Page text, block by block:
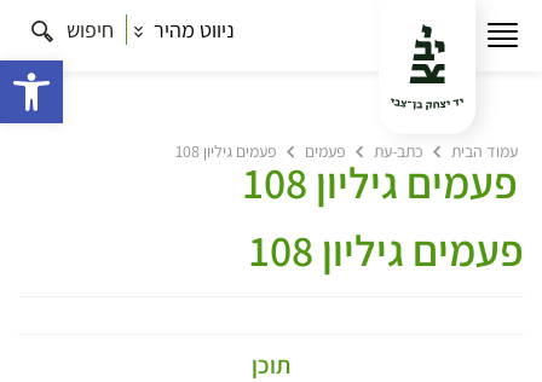
ניווט מהיר חיפוש
עמוד הבית כתב-עת פעמים פעמים גיליון 108
פעמים גיליון 108
פעמים גיליון 108
תוכן